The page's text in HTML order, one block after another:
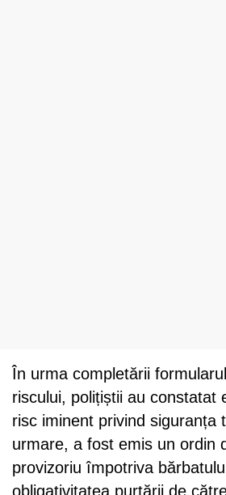
În urma completării
riscului, polițiștii au constatat
risc iminent privind siguranța
urmare, a fost emis un ordin
provizoriu împotriva
obligativitatea purtării de